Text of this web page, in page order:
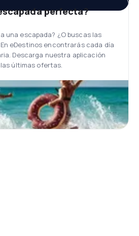
perfecta?
una escapada? ¿O buscas las
eDestinos encontrarás cada día
Descarga nuestra aplicación
últimas ofertas.